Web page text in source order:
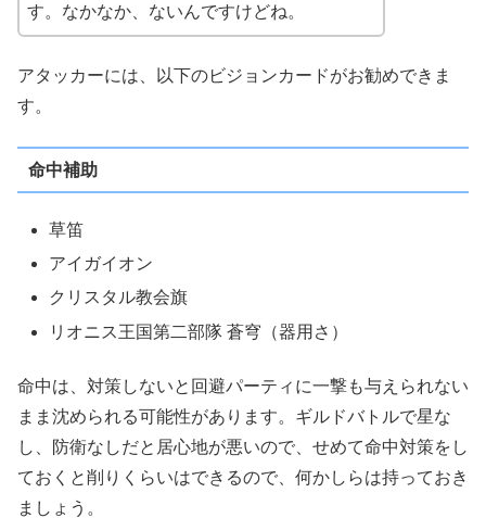
す。なかなか、ないんですけどね。
アタッカーには、以下のビジョンカードがお勧めできま
す。
命中補助
草笛
アイガイオン
クリスタル教会旗
リオニス王国第二部隊 蒼穹（器用さ）
命中は、対策しないと回避パーティに一撃も与えられない
まま沈められる可能性があります。ギルドバトルで星な
し、防衛なしだと居心地が悪いので、せめて命中対策をし
ておくと削りくらいはできるので、何かしらは持っておき
ましょう。